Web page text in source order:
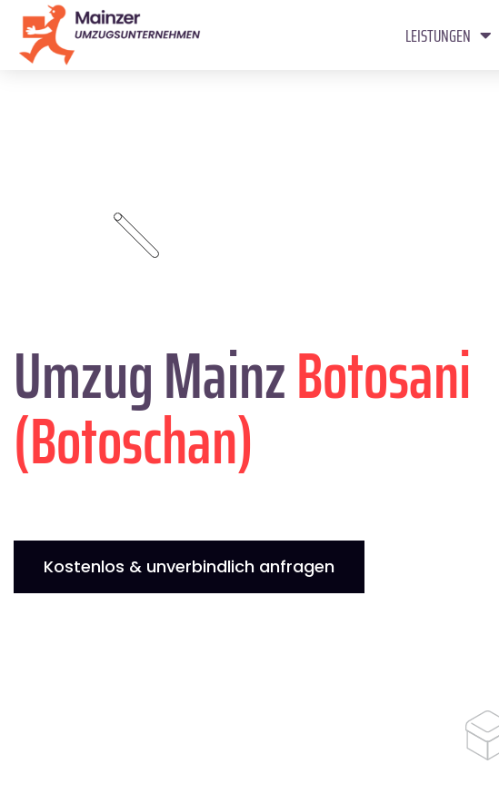
LEISTUNGEN
Umzug MainzBotosani
(Botoschan)
Kostenlos & unverbindlich anfragen